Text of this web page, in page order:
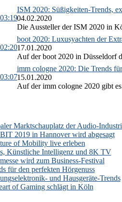
03:19
ISM 2020: Süßigkeiten-Trends,
04.02.2020
Die Aussteller der ISM 2020 in
02:20
boot 2020: Luxusyachten der
17.01.2020
Auf der boot 2020 in Düsseldorf
03:07
imm cologne 2020: Die Trends
15.01.2020
Auf der imm cologne 2020 gibt
Marktschauplatz der Audio-
2019 in Hannover wird abgesagt
of Mobility live erleben
Künstliche Intelligenz und 8K TV
wird zum Business-Festival
für den perfekten Hörgenuss
und Hausgeräte-Trends
of Gaming schlägt in Köln